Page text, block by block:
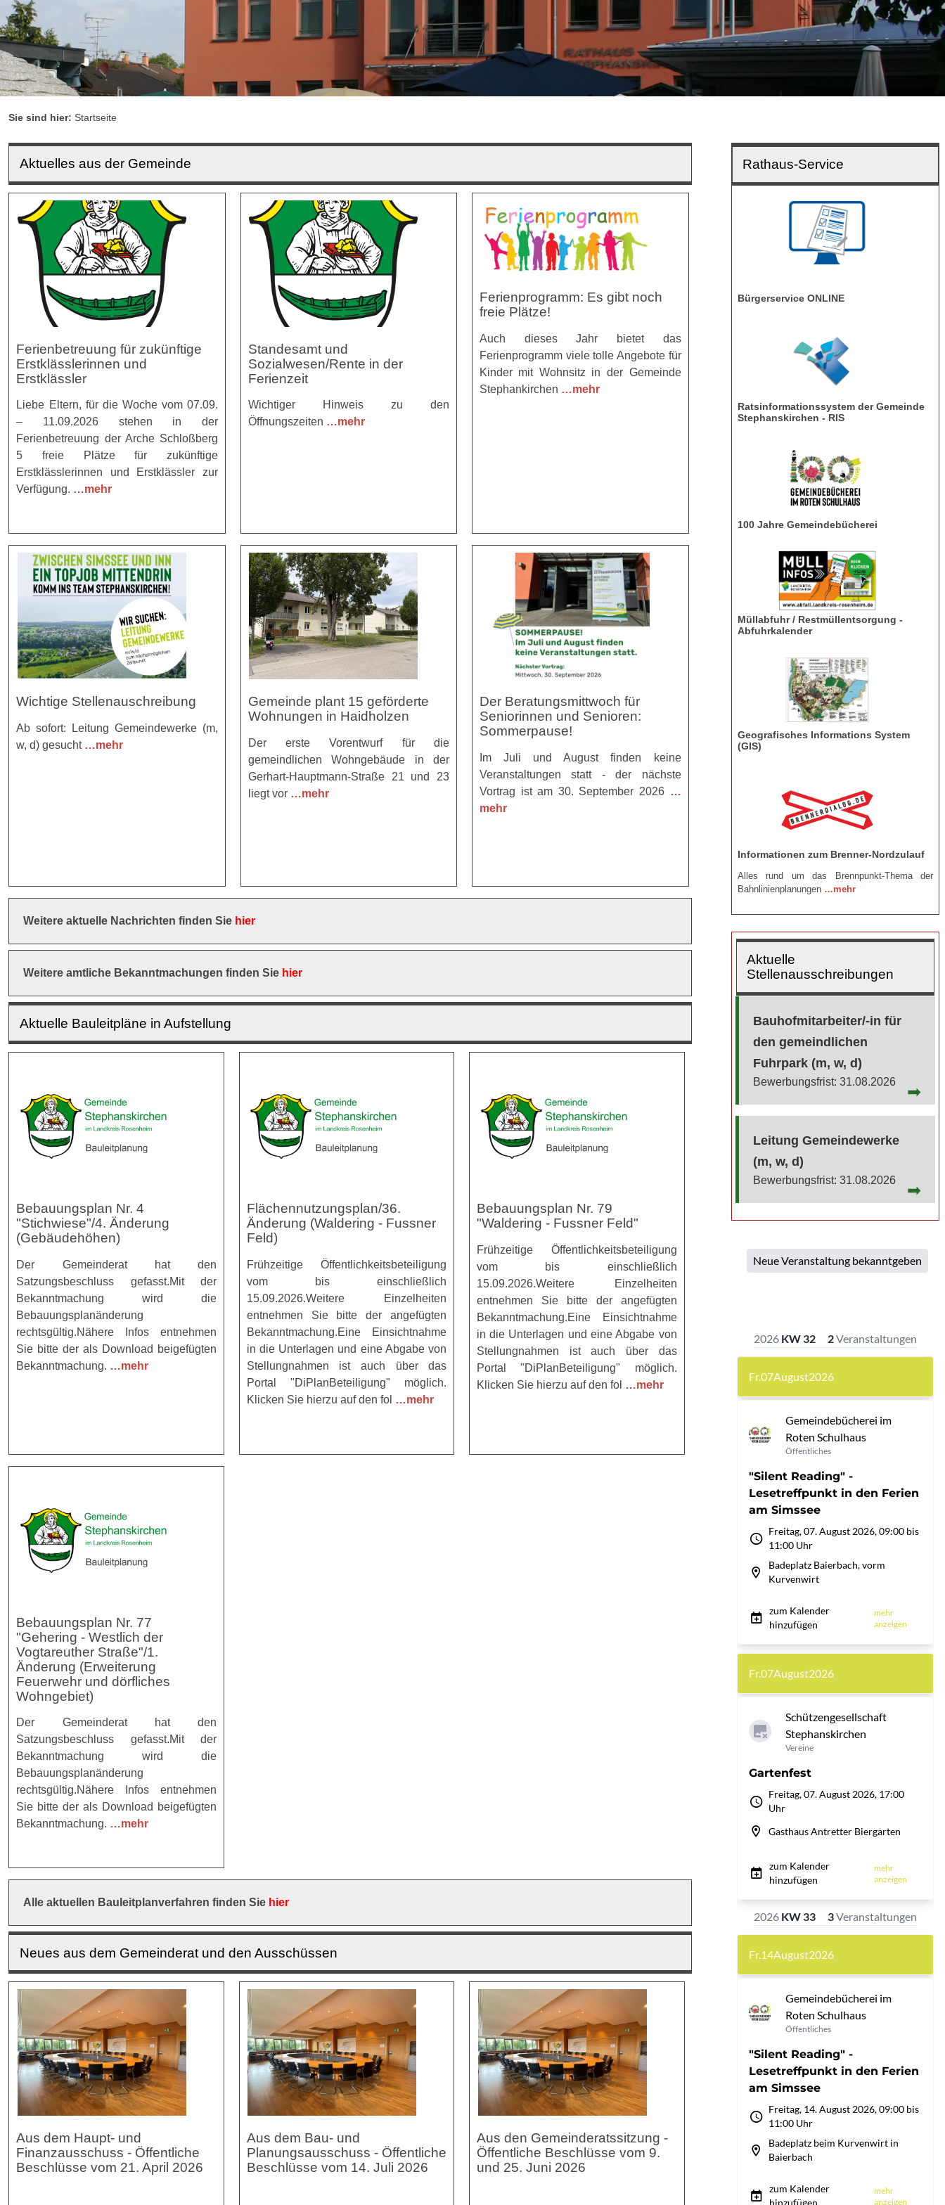
Sie sind hier: Startseite
Aktuelles aus der Gemeinde
Ferienbetreuung für zukünftige
Erstklässlerinnen und
Erstklässler
Liebe Eltern, für die Woche vom 07.09.
– 11.09.2026 stehen in der
Ferienbetreuung der Arche Schloßberg
5 freie Plätze für zukünftige
Erstklässlerinnen und Erstklässler zur
Verfügung. …mehr
Standesamt und
Sozialwesen/Rente in der
Ferienzeit
Wichtiger Hinweis zu den
Öffnungszeiten …mehr
Ferienprogramm: Es gibt noch
freie Plätze!
Auch dieses Jahr bietet das
Ferienprogramm viele tolle Angebote für
Kinder mit Wohnsitz in der Gemeinde
Stephankirchen …mehr
Wichtige Stellenauschreibung
Ab sofort: Leitung Gemeindewerke (m,
w, d) gesucht …mehr
Gemeinde plant 15 geförderte
Wohnungen in Haidholzen
Der erste Vorentwurf für die
gemeindlichen Wohngebäude in der
Gerhart-Hauptmann-Straße 21 und 23
liegt vor …mehr
Der Beratungsmittwoch für
Seniorinnen und Senioren:
Sommerpause!
Im Juli und August finden keine
Veranstaltungen statt - der nächste
Vortrag ist am 30. September 2026 …
mehr
Weitere aktuelle Nachrichten finden Sie hier
Weitere amtliche Bekanntmachungen finden Sie hier
Aktuelle Bauleitpläne in Aufstellung
Bebauungsplan Nr. 4
"Stichwiese"/4. Änderung
(Gebäudehöhen)
Der Gemeinderat hat den
Satzungsbeschluss gefasst.Mit der
Bekanntmachung wird die
Bebauungsplanänderung
rechtsgültig.Nähere Infos entnehmen
Sie bitte der als Download beigefügten
Bekanntmachung. …mehr
Flächennutzungsplan/36.
Änderung (Waldering - Fussner
Feld)
Frühzeitige Öffentlichkeitsbeteiligung
vom bis einschließlich
15.09.2026.Weitere Einzelheiten
entnehmen Sie bitte der angefügten
Bekanntmachung.Eine Einsichtnahme
in die Unterlagen und eine Abgabe von
Stellungnahmen ist auch über das
Portal "DiPlanBeteiligung" möglich.
Klicken Sie hierzu auf den fol …mehr
Bebauungsplan Nr. 79
"Waldering - Fussner Feld"
Frühzeitige Öffentlichkeitsbeteiligung
vom bis einschließlich
15.09.2026.Weitere Einzelheiten
entnehmen Sie bitte der angefügten
Bekanntmachung.Eine Einsichtnahme
in die Unterlagen und eine Abgabe von
Stellungnahmen ist auch über das
Portal "DiPlanBeteiligung" möglich.
Klicken Sie hierzu auf den fol …mehr
Bebauungsplan Nr. 77
"Gehering - Westlich der
Vogtareuther Straße"/1.
Änderung (Erweiterung
Feuerwehr und dörfliches
Wohngebiet)
Der Gemeinderat hat den
Satzungsbeschluss gefasst.Mit der
Bekanntmachung wird die
Bebauungsplanänderung
rechtsgültig.Nähere Infos entnehmen
Sie bitte der als Download beigefügten
Bekanntmachung. …mehr
Alle aktuellen Bauleitplanverfahren finden Sie hier
Neues aus dem Gemeinderat und den Ausschüssen
Aus dem Haupt- und
Finanzausschuss - Öffentliche
Beschlüsse vom 21. April 2026
Aus dem Bau- und
Planungsausschuss - Öffentliche
Beschlüsse vom 14. Juli 2026
Aus den Gemeinderatssitzung -
Öffentliche Beschlüsse vom 9.
und 25. Juni 2026
Rathaus-Service
Bürgerservice ONLINE
Ratsinformationssystem der Gemeinde
Stephanskirchen - RIS
100 Jahre Gemeindebücherei
Müllabfuhr / Restmüllentsorgung -
Abfuhrkalender
Geografisches Informations System
(GIS)
Informationen zum Brenner-Nordzulauf
Alles rund um das Brennpunkt-Thema der
Bahnlinienplanungen …mehr
Aktuelle
Stellenausschreibungen
Bauhofmitarbeiter/-in für
den gemeindlichen
Fuhrpark (m, w, d)
31.08.2026
Leitung Gemeindewerke
(m, w, d)
31.08.2026